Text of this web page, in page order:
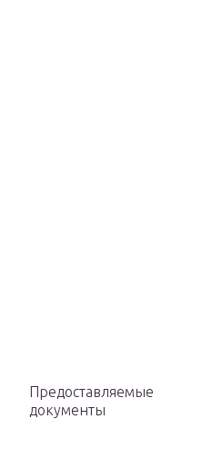
Предоставляемые
документы